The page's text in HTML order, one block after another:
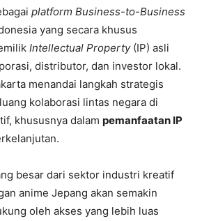
platform Business-to-Business
yang secara khusus
Intellectual Property(IP) asli
distributor, dan investor lokal.
menandai langkah strategis
kolaborasi lintas negara di
khususnya dalam pemanfaatan IP
besar dari sektor industri kreatif
anime Jepang akan semakin
oleh akses yang lebih luas